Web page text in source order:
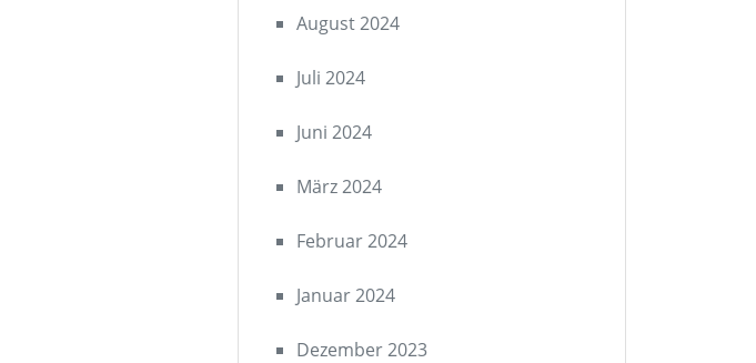
August 2024
Juli 2024
Juni 2024
März 2024
Februar 2024
Januar 2024
Dezember 2023